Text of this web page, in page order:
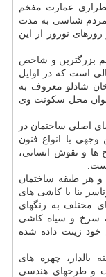
عمارت مفخم
مردم شناسی به مدت
روزهای نوروز از این
بزرگترین و شاخص
است كه در اوایل
شادلو معروف به
محل سكونت وی
دارد، نمای اصلی ساختمان در
با انواع فنون
و نقوش انسانی،
و هر طبقه ساختمان
بنا با كاشی های
مختلف به رنگهای
سرخ و سیاه كاشی
زینت داده شده
بالدار، چهره های
و طرحهای هندسی